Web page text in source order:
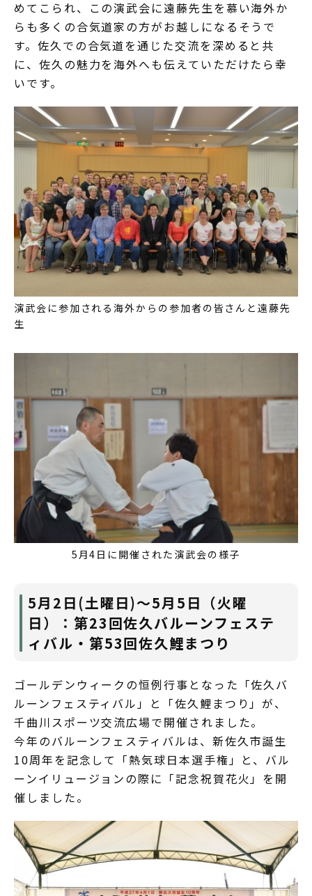
めてこられ、この演武会に遠藤先生を慕い海外か
らも多くの合気道家の方がお越しになるそうで
す。佐久での合気道を通じた交流を深めると共
に、佐久の魅力を海外へも伝えていただけたら幸
いです。
演武会に参加される海外からの参加者の皆さんと遠藤先
生
5月4日に開催された演武会の様子
5月2日(土曜日)～5月5日（火曜
日）：第23回佐久バルーンフェステ
ィバル・第53回佐久鯉まつり
ゴールデンウィークの恒例行事となった「佐久バ
ルーンフェスティバル」と「佐久鯉まつり」が、
千曲川スポーツ交流広場で開催されました。
今年のバルーンフェスティバルは、新佐久市誕生
10周年を記念して「熱気球日本選手権」と、バル
ーンイリュージョンの際に「記念祝賀花火」を開
催しました。